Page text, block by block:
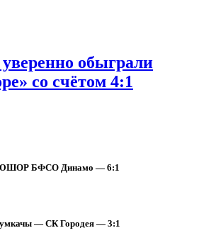
обыграли
со счётом 4:1
БФСО Динамо — 6:1
— СК Городея — 3:1